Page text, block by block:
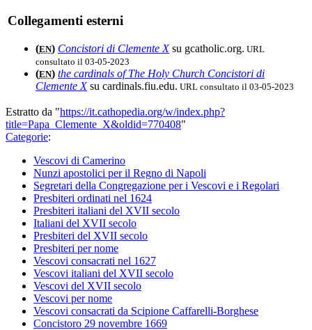
Collegamenti esterni
(EN) Concistori di Clemente X su gcatholic.org. URL
consultato il 03-05-2023
(EN) the cardinals of The Holy Church Concistori di
Clemente X su cardinals.fiu.edu. URL consultato il 03-05-2023
Estratto da "https://it.cathopedia.org/w/index.php?
title=Papa_Clemente_X&oldid=770408"
Categorie:
Vescovi di Camerino
Nunzi apostolici per il Regno di Napoli
Segretari della Congregazione per i Vescovi e i Regolari
Presbiteri ordinati nel 1624
Presbiteri italiani del XVII secolo
Italiani del XVII secolo
Presbiteri del XVII secolo
Presbiteri per nome
Vescovi consacrati nel 1627
Vescovi italiani del XVII secolo
Vescovi del XVII secolo
Vescovi per nome
Vescovi consacrati da Scipione Caffarelli-Borghese
Concistoro 29 novembre 1669